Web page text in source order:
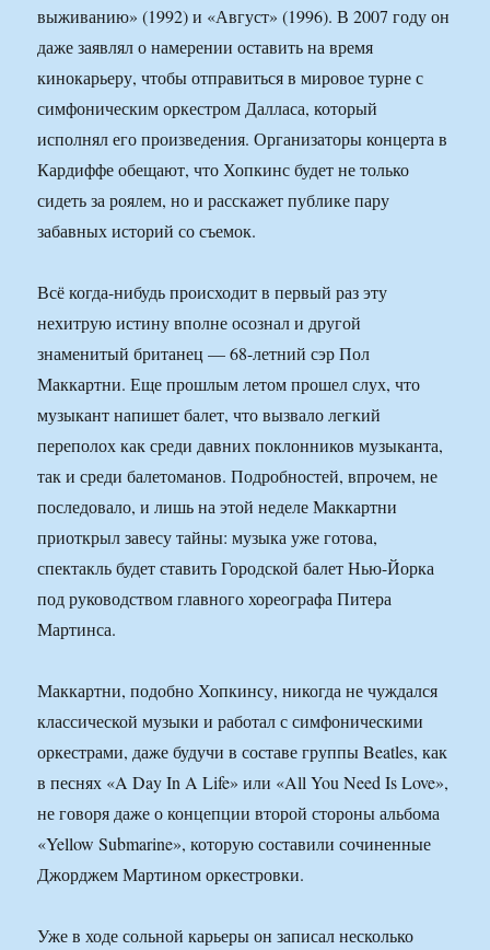
выживанию» (1992) и «Август» (1996). В 2007 году он
даже заявлял о намерении оставить на время
кинокарьеру, чтобы отправиться в мировое турне с
симфоническим оркестром Далласа, который
исполнял его произведения. Организаторы концерта в
Кардиффе обещают, что Хопкинс будет не только
сидеть за роялем, но и расскажет публике пару
забавных историй со съемок.
Всё когда-нибудь происходит в первый раз эту
нехитрую истину вполне осознал и другой
знаменитый британец — 68-летний сэр Пол
Маккартни. Еще прошлым летом прошел слух, что
музыкант напишет балет, что вызвало легкий
переполох как среди давних поклонников музыканта,
так и среди балетоманов. Подробностей, впрочем, не
последовало, и лишь на этой неделе Маккартни
приоткрыл завесу тайны: музыка уже готова,
спектакль будет ставить Городской балет Нью-Йорка
под руководством главного хореографа Питера
Мартинса.
Маккартни, подобно Хопкинсу, никогда не чуждался
классической музыки и работал с симфоническими
оркестрами, даже будучи в составе группы Beatles, как
в песнях «A Day In A Life» или «All You Need Is Love»,
не говоря даже о концепции второй стороны альбома
«Yellow Submarine», которую составили сочиненные
Джорджем Мартином оркестровки.
Уже в ходе сольной карьеры он записал несколько